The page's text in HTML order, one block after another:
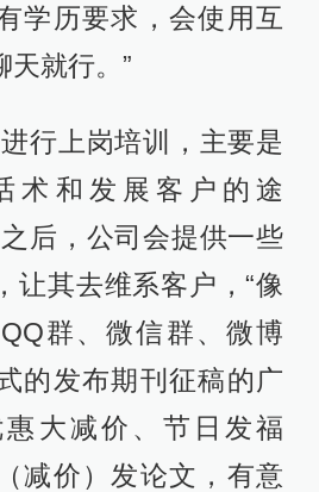
学历要求，会使用互
天就行。”
行上岗培训，主要是
术和发展客户的途
后，公司会提供一些
让其去维系客户，“像
群、微信群、微博
的发布期刊征稿的广
大减价、节日发福
减价）发论文，有意